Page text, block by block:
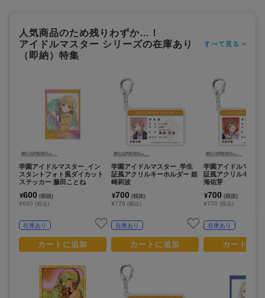
人気商品のため残りわずか…！
アイドルマスター シリーズの在庫あり
（即納）特集
すべて見る >
学園アイドルマスター_イン
スタントフォト風ダイカット
ステッカー 藤田ことね
¥600 (税抜)
¥660 (税込)
在庫あり
カートに追加
学園アイドルマスター_学生
証風アクリルキーホルダー 姫
崎莉波
¥700 (税抜)
¥770 (税込)
在庫あり
カートに追加
学園アイドルマスタ
証風アクリルキーホ
海佑芽
¥700 (税抜)
¥770 (税込)
在庫あり
カートに